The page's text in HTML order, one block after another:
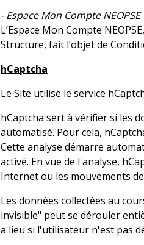
- Espace Mon Compte NEOPSE
L’Espace Mon Compte
Structure, fait l’objet de
hCaptcha
Le Site utilise le service
hCaptcha sert à vérifier si les
automatisé. Pour cela,
Cette analyse démarre
activé. En vue de l'analyse,
Internet ou les mouvements
Les données collectées au
invisible" peut se dérouler
a lieu si l'utilisateur n'est pas